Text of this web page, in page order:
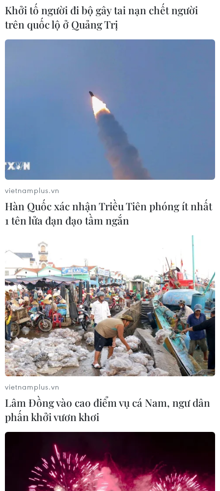
Yếu tố di truyền có thể quyết định quá trình phát
triển ung thư
Phương pháp mới giúp phát hiện sớm bệnh
Alzheimer
Virus H5N1 lây lan trong quần thể chim bản địa tại
Australia
29/07/2026 11:42
UNAIDS cảnh báo nguy cơ đại dịch HIV/AIDS
bùng phát trở lại
29/07/2026 05:17
Khởi tố người đi bộ gây tai nạn chết người
trên quốc lộ ở Quảng Trị
vietnamplus.vn
Hàn Quốc xác nhận Triều Tiên phóng ít nhất
1 tên lửa đạn đạo tầm ngắn
vietnamplus.vn
Lâm Đồng vào cao điểm vụ cá Nam, ngư dân
phấn khởi vươn khơi